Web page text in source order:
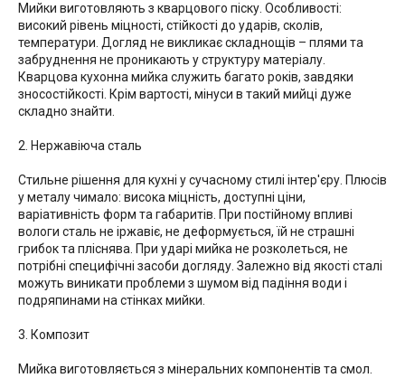
Мийки виготовляють з кварцового піску. Особливості:
високий рівень міцності, стійкості до ударів, сколів,
температури. Догляд не викликає складнощів – плями та
забруднення не проникають у структуру матеріалу.
Кварцова кухонна мийка служить багато років, завдяки
зносостійкості. Крім вартості, мінуси в такий мийці дуже
складно знайти.
2. Нержавіюча сталь
Стильне рішення для кухні у сучасному стилі інтер'єру. Плюсів
у металу чимало: висока міцність, доступні ціни,
варіативність форм та габаритів. При постійному впливі
вологи сталь не іржавіє, не деформується, їй не страшні
грибок та пліснява. При ударі мийка не розколеться, не
потрібні специфічні засоби догляду. Залежно від якості сталі
можуть виникати проблеми з шумом від падіння води і
подряпинами на стінках мийки.
3. Композит
Мийка виготовляється з мінеральних компонентів та смол.